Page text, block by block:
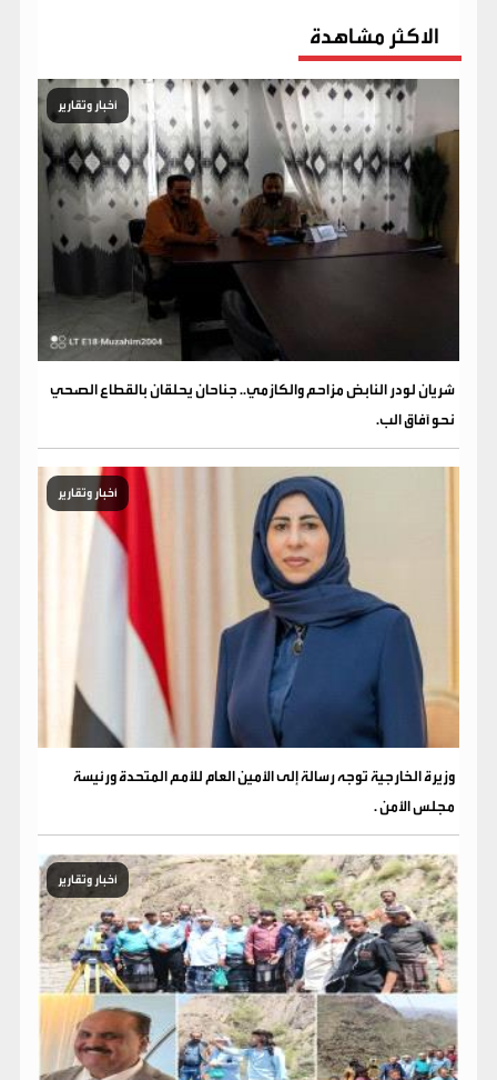
الاكثر مشاهدة
أخبار وتقارير
شريان لودر النابض مزاحم والكازمي.. جناحان يحلقان بالقطاع الصحي
نحو آفاق الب.
أخبار وتقارير
وزيرة الخارجية توجه رسالة إلى الأمين العام للأمم المتحدة ورئيسة
مجلس الأمن .
أخبار وتقارير